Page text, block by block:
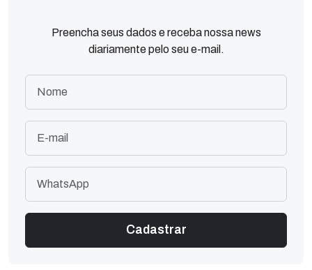
Preencha seus dados e receba nossa news
diariamente pelo seu e-mail.